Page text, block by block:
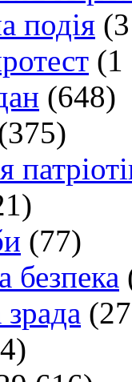
подія
(1
(648)
(77)
безпека